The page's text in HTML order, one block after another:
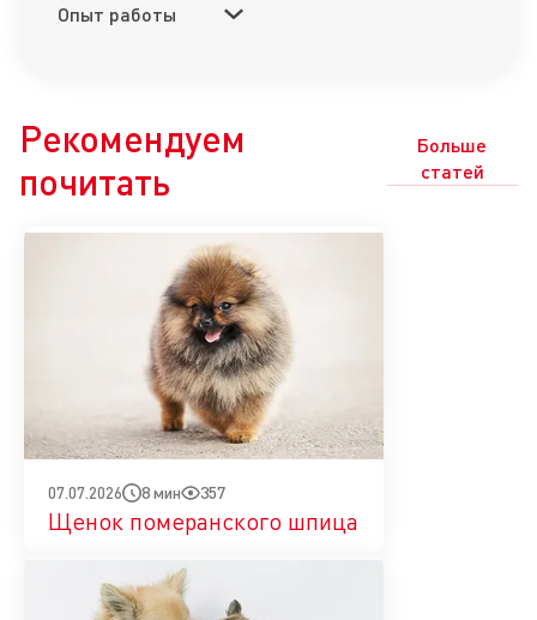
Опыт работы
Рекомендуем
почитать
Больше
статей
07.07.2026 8 мин 357
Щенок померанского шпица